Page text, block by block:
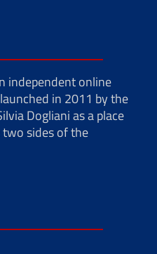
independent online
in 2011 by the
Dogliani as a place
sides of the